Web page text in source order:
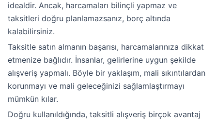
idealdir. Ancak, harcamaları bilinçli yapmaz ve
taksitleri doğru planlamazsanız, borç altında
kalabilirsiniz.
Taksitle satın almanın başarısı, harcamalarınıza dikkat
etmenize bağlıdır. İnsanlar, gelirlerine uygun şekilde
alışveriş yapmalı. Böyle bir yaklaşım, mali sıkıntılardan
korunmayı ve mali geleceğinizi sağlamlaştırmayı
mümkün kılar.
Doğru kullanıldığında, taksitli alışveriş birçok avantaj